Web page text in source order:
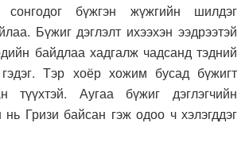
бүжгэн жүжгийн шилдэг
Бүжиг дэглэлт ихээхэн ээдрээтэй
байдлаа хадгалж чадсанд тэдний
Тэр хоёр хожим бусад бүжигт
түүхтэй. Аугаа бүжиг дэглэгчийн
Гризи байсан гэж одоо ч хэлэгддэг